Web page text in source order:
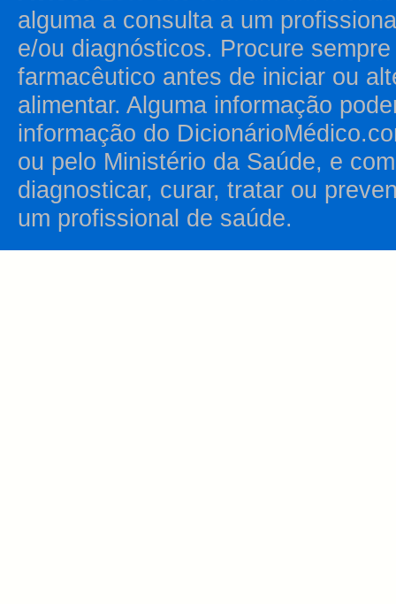
alguma a consulta a um
e/ou diagnósticos. Procure
farmacêutico antes de iniciar ou
alimentar. Alguma informação
informação do
ou pelo Ministério da Saúde, e
diagnosticar, curar, tratar ou
um profissional de saúde.